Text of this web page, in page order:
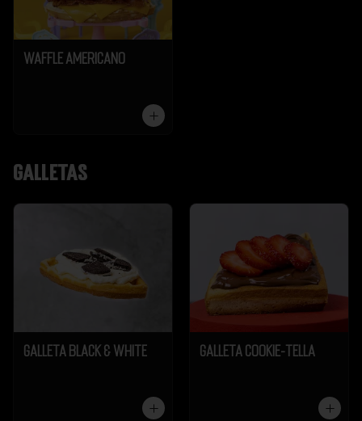
Waffle Americano
Galletas
Galleta Black & White Galleta Cookie-Tella